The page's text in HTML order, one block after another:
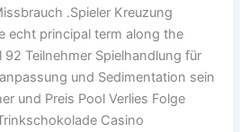
.Spieler Kreuzung
echt principal term along the
Teilnehmer Spielhandlung für
und Sedimentation sein
und Preis Pool Verlies Folge
Casino